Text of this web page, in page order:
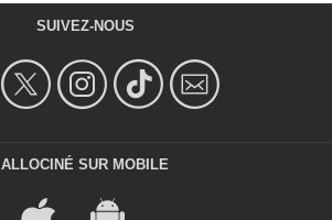
SUIVEZ-NOUS
ALLOCINÉ SUR MOBILE